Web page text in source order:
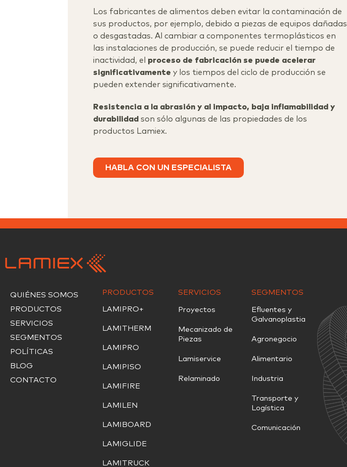
Los fabricantes de alimentos deben evitar la contaminación de
sus productos, por ejemplo, debido a piezas de equipos dañadas
o desgastadas. Al cambiar a componentes termoplásticos en
las instalaciones de producción, se puede reducir el tiempo de
inactividad, el proceso de fabricación se puede acelerar
significativamente y los tiempos del ciclo de producción se
pueden extender significativamente.
Resistencia a la abrasión y al impacto, baja inflamabilidad y
durabilidad son sólo algunas de las propiedades de los
productos Lamiex.
HABLA CON UN ESPECIALISTA
QUIÉNES SOMOS
PRODUCTOS
SERVICIOS
SEGMENTOS
POLÍTICAS
BLOG
CONTACTO
PRODUCTOS
LAMIPRO+
LAMITHERM
LAMIPRO
LAMIPISO
LAMIFIRE
LAMILEN
LAMIBOARD
LAMIGLIDE
LAMITRUCK
SERVICIOS
Proyectos
Mecanizado de
Piezas
Lamiservice
Relaminado
SEGMENTOS
Efluentes y
Galvanoplastia
Agronegocio
Alimentario
Industria
Transporte y
Logística
Comunicación